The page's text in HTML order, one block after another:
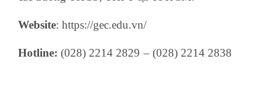
Website: https://gec.edu.vn/
Hotline: (028) 2214 2829 – (028) 2214 2838